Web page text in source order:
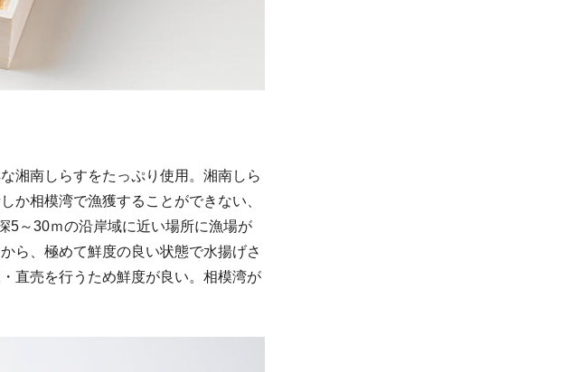
湘南しらすをたっぷり使用。湘南しら
か相模湾で漁獲することができない、
5～30ｍの沿岸域に近い場所に漁場が
ら、極めて鮮度の良い状態で水揚げさ
直売を行うため鮮度が良い。相模湾が